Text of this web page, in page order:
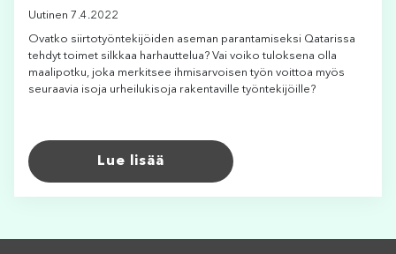
Uutinen 7.4.2022
Ovatko siirtotyöntekijöiden aseman parantamiseksi Qatarissa
tehdyt toimet silkkaa harhauttelua? Vai voiko tuloksena olla
maalipotku, joka merkitsee ihmisarvoisen työn voittoa myös
seuraavia isoja urheilukisoja rakentaville työntekijöille?
Lue lisää